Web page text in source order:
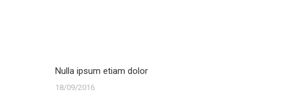
Nulla ipsum etiam dolor
18/09/2016